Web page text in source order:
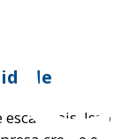
Isso